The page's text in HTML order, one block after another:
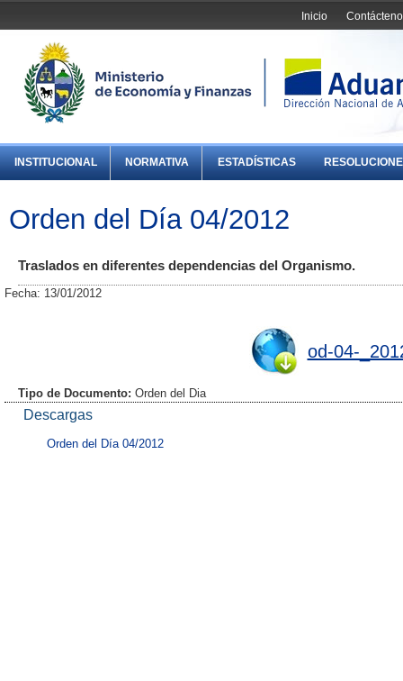
Inicio
INSTITUCIONAL NORMATIVA ESTADÍSTICAS
Orden del Día 04/2012
Traslados en diferentes dependencias del Organismo.
Fecha: 13/01/2012
od-04-
Tipo de Documento: Orden del Dia
Descargas
Orden del Día 04/2012